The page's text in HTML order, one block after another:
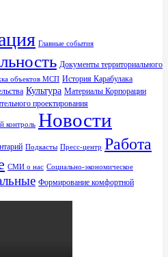
Главные события
Документы территориального
объектов МСП История Карабулака
Культура Материалы Корпорации
проектирования
контроль Новости
Подкасты Пресс-центр Работа
СМИ о нас Социально-экономическое
Формирование комфортной